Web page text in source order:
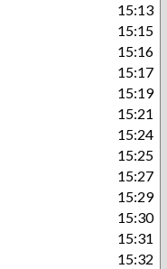
15:13
15:15
15:16
15:17
15:19
15:21
15:24
15:25
15:27
15:29
15:30
15:31
15:32